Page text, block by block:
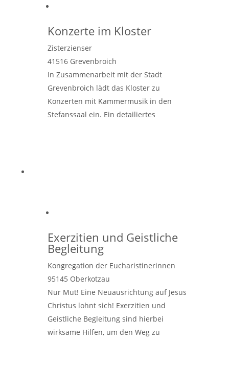
Konzerte im Kloster
Zisterzienser
41516 Grevenbroich
In Zusammenarbeit mit der Stadt
Grevenbroich lädt das Kloster zu
Konzerten mit Kammermusik in den
Stefanssaal ein. Ein detailiertes
Exerzitien und Geistliche
Begleitung
Kongregation der Eucharistinerinnen
95145 Oberkotzau
Nur Mut! Eine Neuausrichtung auf Jesus
Christus lohnt sich! Exerzitien und
Geistliche Begleitung sind hierbei
wirksame Hilfen, um den Weg zu